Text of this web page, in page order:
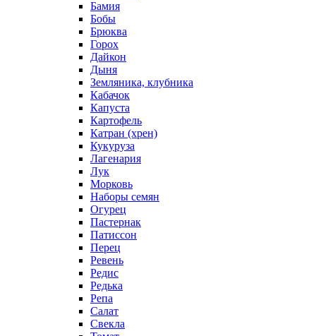
Бамия
Бобы
Брюква
Горох
Дайкон
Дыня
Земляника, клубника
Кабачок
Капуста
Картофель
Катран (хрен)
Кукуруза
Лагенария
Лук
Морковь
Наборы семян
Огурец
Пастернак
Патиссон
Перец
Ревень
Редис
Редька
Репа
Салат
Свекла